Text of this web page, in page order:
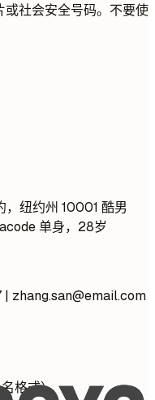
社会安全号码。不要使
纽约州 10001 酷男
单身，28岁
| zhang.san@email.com
格式）